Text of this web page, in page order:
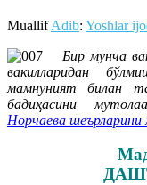
MuallifAdib: Yoshlar
Бир мунча
вакилларидан
мамнуният билан
бадиҳасини
Норчаева шеърларини